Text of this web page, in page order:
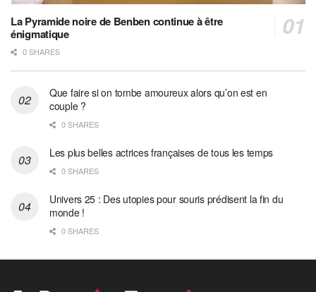
La Pyramide noire de Benben continue à être
énigmatique
0 SHARES
Que faire si on tombe amoureux alors qu’on est en
couple ?
0 SHARES
Les plus belles actrices françaises de tous les temps
0 SHARES
Univers 25 : Des utopies pour souris prédisent la fin du
monde !
0 SHARES